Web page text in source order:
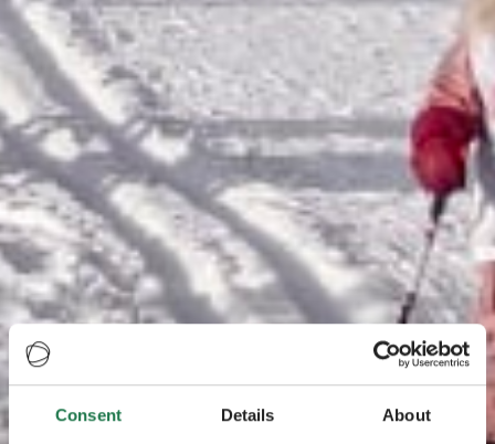
Consent Details About